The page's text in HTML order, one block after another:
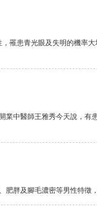
罹患青光眼及失明的機率
業中醫師王雅秀今天說，有
肥胖及腳毛濃密等男性特徵